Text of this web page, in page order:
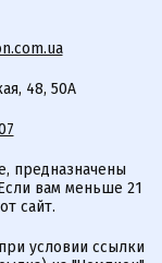
48, 50А
предназначены
вам меньше 21
сайт.
условии ссылки